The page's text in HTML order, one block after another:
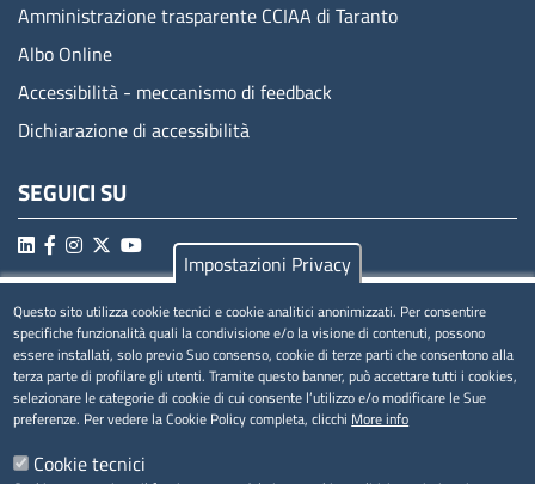
Amministrazione trasparente CCIAA di Taranto
Albo Online
Accessibilità - meccanismo di feedback
Dichiarazione di accessibilità
SEGUICI SU
MENÚ PRIVACY
Privacy
Cookie
Impostazioni Privacy
Questo sito utilizza cookie tecnici e cookie analitici anonimizzati. Per consentire
specifiche funzionalità quali la condivisione e/o la visione di contenuti, possono
essere installati, solo previo Suo consenso, cookie di terze parti che consentono alla
terza parte di profilare gli utenti. Tramite questo banner, può accettare tutti i cookies,
selezionare le categorie di cookie di cui consente l’utilizzo e/o modificare le Sue
preferenze. Per vedere la Cookie Policy completa, clicchi More info
Cookie tecnici